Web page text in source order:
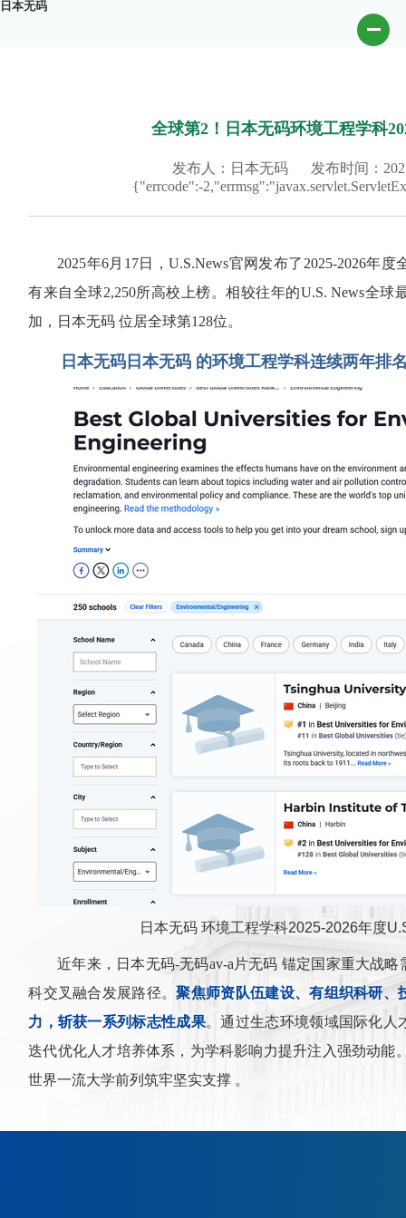
日本无码
全球第2！日本无码环境工程学科
发布人：日本无码
发布时间：
{"errcode":-
2025年6月17日，U.S.News官网发布了2025-2026年
有来自全球2,250所高校上榜。相较往年的U.S. News全
加，日本无码 位居全球第128位。
日本无码日本无码 的环境工程学科连续两年排
日本无码 环境工程学科2025-2026年度
近年来，日本无码-无码av-a片无码 锚定国家重大战
科交叉融合发展路径。聚焦师资队伍建设、有组织科研、
力，斩获一系列标志性成果。通过生态环境领域国际化人
迭代优化人才培养体系，为学科影响力提升注入强劲动能
世界一流大学前列筑牢坚实支撑 。